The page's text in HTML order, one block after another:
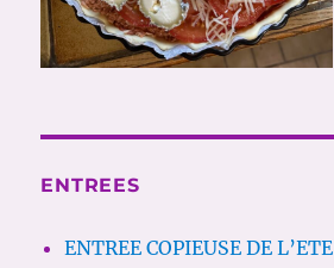
ENTREES
ENTREE COPIEUSE DE L’ETE